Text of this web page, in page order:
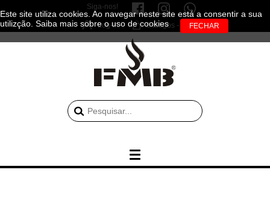
Siga-nos!
Log-in 0 artigos - 0.00€
Este site utiliza cookies. Ao navegar neste site está a consentir a sua
utilizção. Saiba mais sobre o uso de cookies